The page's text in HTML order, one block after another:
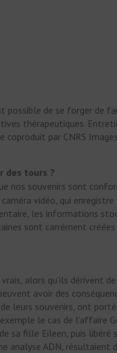
de se forger de
thérapeutiques.
par CNRS
des tours ?
nos souvenirs sont
vidéo, qui
les informations
sont carrément créées
alors qu’ils dérivent
avoir des
leurs souvenirs, ont
le cas de l’affaire
sa fille Eileen, puis libéré
analyse ADN, résultaient